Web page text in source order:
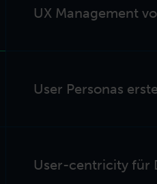
UX Management
User Personas
User-centricity für